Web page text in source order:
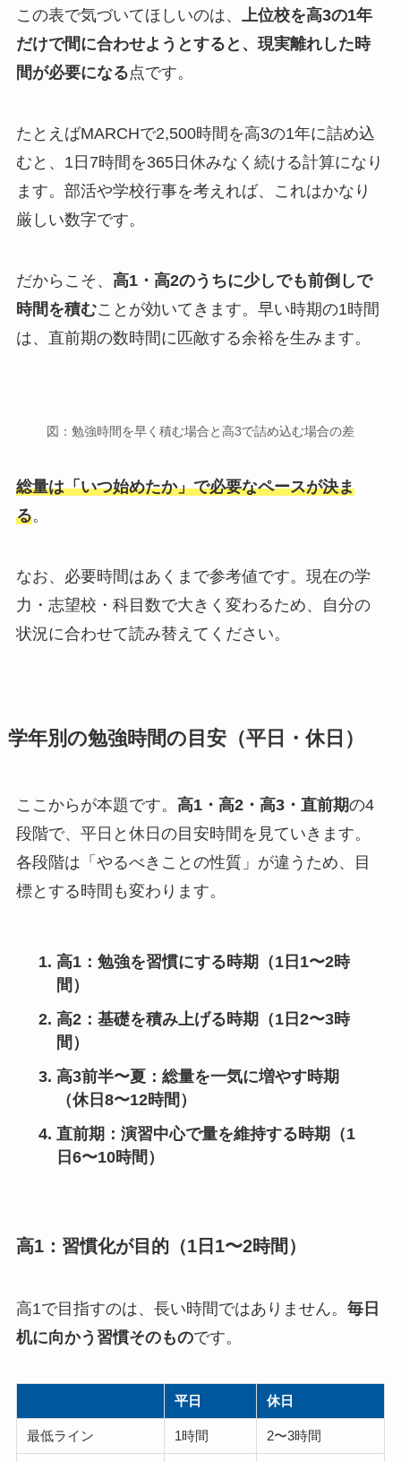
この表で気づいてほしいのは、 上位校を高3の1年
だけで間に合わせようとすると、現実離れした時
間が必要になる点です。
たとえばMARCHで2,500時間を高3の1年に詰め込
むと、1日7時間を365日休みなく続ける計算になり
ます。部活や学校行事を考えれば、これはかなり
厳しい数字です。
だからこそ、 高1・高2のうちに少しでも前倒しで
時間を積むことが効いてきます。早い時期の1時間
は、直前期の数時間に匹敵する余裕を生みます。
図：勉強時間を早く積む場合と高3で詰め込む場合の差
総量は「いつ始めたか」で必要なペースが決ま
る。
なお、必要時間はあくまで参考値です。現在の学
力・志望校・科目数で大きく変わるため、自分の
状況に合わせて読み替えてください。
学年別の勉強時間の目安（平日・休日）
ここからが本題です。 高1・高2・高3・直前期の4
段階で、平日と休日の目安時間を見ていきます。
各段階は「やるべきことの性質」が違うため、目
標とする時間も変わります。
高1：勉強を習慣にする時期（1日1〜2時
間）
高2：基礎を積み上げる時期（1日2〜3時
間）
高3前半〜夏 ：総量を一気に増やす時期
（休日8〜12時間）
直前期 ：演習中心で量を維持する時期（1
日6〜10時間）
高1：習慣化が目的（1日1〜2時間）
高1で目指すのは、長い時間ではありません。 毎日
机に向かう習慣そのものです。
平日 休日
最低ライン 1時間 2〜3時間